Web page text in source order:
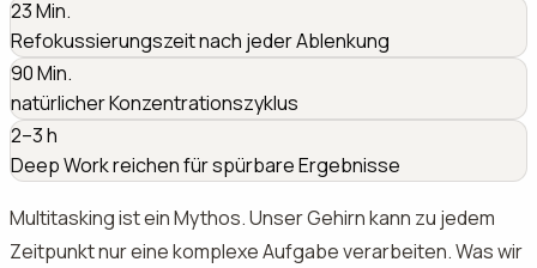
23Min.
Refokussierungszeit nach jeder Ablenkung
90Min.
natürlicher Konzentrationszyklus
2–3 h
Deep Work reichen für spürbare Ergebnisse
Multitasking ist ein Mythos. Unser Gehirn kann zu jedem
Zeitpunkt nur eine komplexe Aufgabe verarbeiten. Was wir